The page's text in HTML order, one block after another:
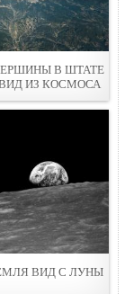
В ШТАТЕ
ИЗ КОСМОСА
ВИД С ЛУНЫ